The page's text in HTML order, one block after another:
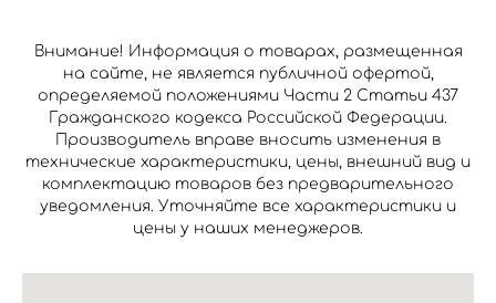
Внимание! Информация о товарах, размещенная
на сайте, не является публичной офертой,
определяемой положениями Части 2 Статьи 437
Гражданского кодекса Российской Федерации.
Производитель вправе вносить изменения в
технические характеристики, цены, внешний вид и
комплектацию товаров без предварительного
уведомления. Уточняйте все характеристики и
цены у наших менеджеров.